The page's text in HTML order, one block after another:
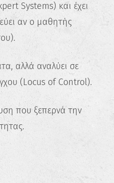
Systems) και έχει
αν ο μαθητής
αλλά αναλύει σε
(Locus of Control).
που ξεπερνά την